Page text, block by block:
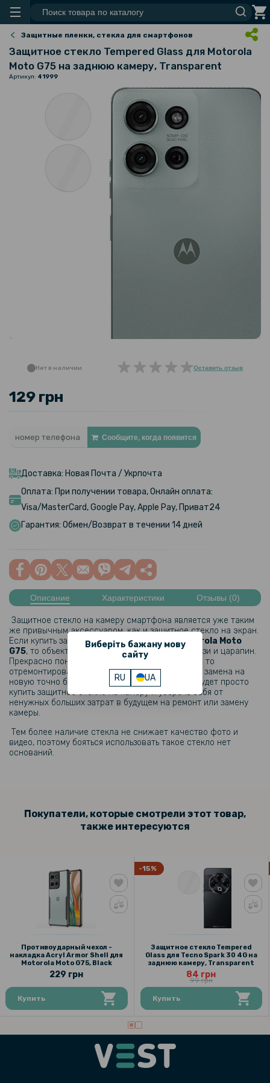
Виберіть бажану мову
сайту
RU UA
Защитные пленки, стекла для смартфонов
Защитное стекло Tempered Glass для Motorola
Moto G75 на заднюю камеру, Transparent
Артикул: 41999
Нет в наличии Оставить отзыв
129 грн
Сообщите, когда появится
Доставка: Новая Почта / Укрпочта
Оплата: При получении товара, Онлайн оплата:
Visa/MasterCard, Google Pay, Apple Pay, Приват24
Гарантия: Обмен/Возврат в течении 14 дней
Описание Характеристики Отзывы (0)
Защитное стекло на камеру смартфона является уже таким
же привычным аксессуаром, как и защитное стекло на экран.
Если купить защитное стекло для камерыMotorola Moto
G75, то объектив камеры получит защиту от грязи и царапин.
Прекрасно понятно, что если повредить камеру, то
отремонтировать ее скорее всего не удастся, а замена на
новую точно будет дорогой. Гораздо разумнее будет просто
купить защитное стекло на камеру и уберечь себя от
ненужных больших затрат в будущем на ремонт или замену
камеры.
Тем более наличие стекла не снижает качество фото и
видео, поэтому бояться использовать такое стекло нет
оснований.
Покупатели, которые смотрели этот товар,
также интересуются
Противоударный чехол -
накладка Acryl Armor Shell для
Motorola Moto G75, Black
229 грн
Купить
-15%
Защитное стекло Tempered
Glass для Tecno Spark 30 4G на
заднюю камеру, Transparent
84 грн
99 грн
Купить